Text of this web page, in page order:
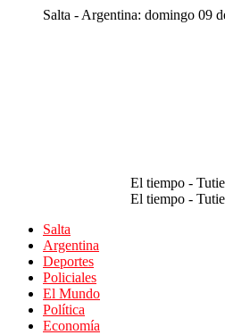
Salta - Argentina: domingo 09
El tiempo -
El tiempo -
Salta
Argentina
Deportes
Policiales
El Mundo
Política
Economía